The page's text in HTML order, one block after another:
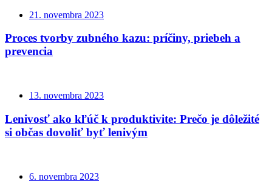
21. novembra 2023
Proces tvorby zubného kazu: príčiny, priebeh a
prevencia
13. novembra 2023
Lenivosť ako kľúč k produktivite: Prečo je dôležité
si občas dovoliť byť lenivým
6. novembra 2023